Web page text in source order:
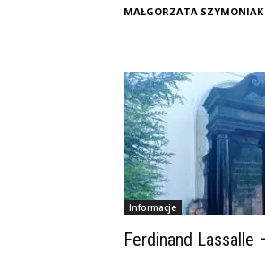
MAŁGORZATA SZYMONIAK
Informacje
Ferdinand Lassalle